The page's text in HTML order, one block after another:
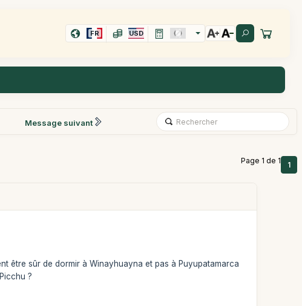
FR USD
Message suivant
Page 1 de 1 1
être sûr de dormir à Winayhuayna et pas à Puyupatamarca
?